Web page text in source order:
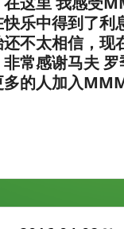
快乐中得到了利
还不太相信，
非常感谢马夫
多的人加入